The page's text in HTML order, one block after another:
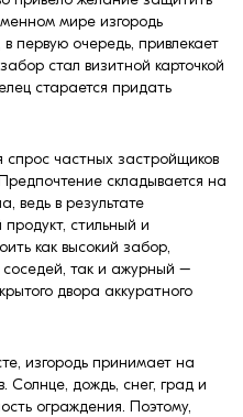
формовки
мире изгородь
первую очередь, привлекает
стал визитной карточкой
старается придать
частных застройщиков
складывается на
ведь в результате
стильный и
как высокий забор,
так и ажурный –
двора аккуратного
изгородь принимает на
Солнце, дождь, снег, град и
ограждения. Поэтому,